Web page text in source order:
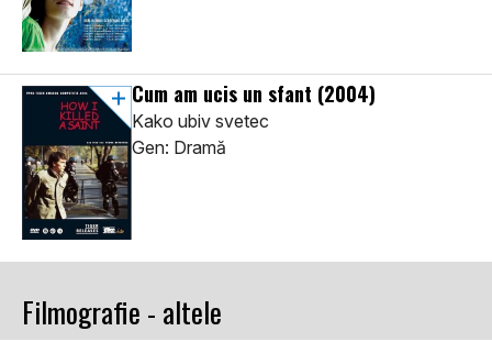
Cum am ucis un sfant (2004)
Kako ubiv svetec
Gen: Dramă
Filmografie - altele